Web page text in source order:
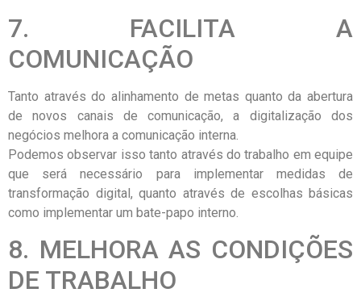
7. FACILITA A
COMUNICAÇÃO
Tanto através do alinhamento de metas quanto da abertura
de novos canais de comunicação, a digitalização dos
negócios melhora a comunicação interna.
Podemos observar isso tanto através do trabalho em equipe
que será necessário para implementar medidas de
transformação digital, quanto através de escolhas básicas
como implementar um bate-papo interno.
8. MELHORA AS CONDIÇÕES
DE TRABALHO